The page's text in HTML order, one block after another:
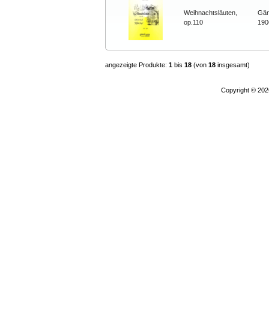
Weihnachtsläuten,
op.110
angezeigte Produkte: 1 bis 18 (von 18 insgesamt)
Copyright ©